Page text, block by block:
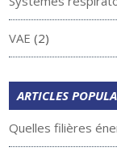
VAE (2)
ARTICLES
Quelles filières